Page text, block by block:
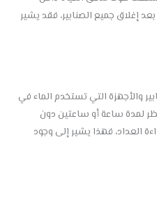
إغلاق جميع الصنابير، فقد يشير
والأجهزة التي تستخدم الماء في
لمدة ساعة أو ساعتين دون
العداد، فهذا يشير إلى وجود